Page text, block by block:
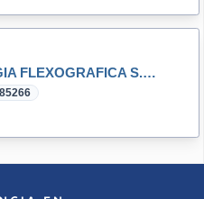
TECNOLOGIA FLEXOGRAFICA S.A.C.